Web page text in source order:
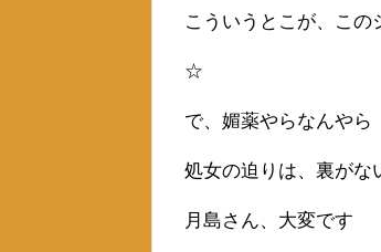
こういうとこが、この
☆
で、媚薬やらなんやら
処女の迫りは、裏がな
月島さん、大変です